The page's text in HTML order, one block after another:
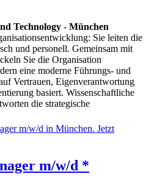
Technology - München
Sie leiten die
und personell. Gemeinsam mit
Sie die Organisation
eine moderne Führungs- und
Vertrauen, Eigenverantwortung
basiert. Wissenschaftliche
die strategische
m/w/d *